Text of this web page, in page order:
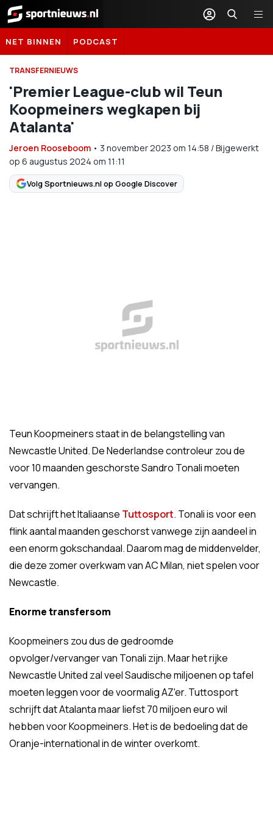
Sportnieuws.nl
NET BINNEN PODCAST
TRANSFERNIEUWS
'Premier League-club wil Teun
Koopmeiners wegkapen bij
Atalanta'
Jeroen Rooseboom • 3 november 2023 om 14:58 /Bijgewerkt
op 6 augustus 2024 om 11:11
Volg Sportnieuws.nl op Google Discover
Teun Koopmeiners staat in de belangstelling van
Newcastle United. De Nederlandse controleur zou de
voor 10 maanden geschorste Sandro Tonali moeten
vervangen.
Dat schrijft het Italiaanse Tuttosport. Tonali is voor een
flink aantal maanden geschorst vanwege zijn aandeel in
een enorm gokschandaal. Daarom mag de middenvelder,
die deze zomer overkwam van AC Milan, niet spelen voor
Newcastle.
Enorme transfersom
Koopmeiners zou dus de gedroomde
opvolger/vervanger van Tonali zijn. Maar het rijke
Newcastle United zal veel Saudische miljoenen op tafel
moeten leggen voor de voormalig AZ'er. Tuttosport
schrijft dat Atalanta maar liefst 70 miljoen euro wil
hebben voor Koopmeiners. Het is de bedoeling dat de
Oranje-international in de winter overkomt.